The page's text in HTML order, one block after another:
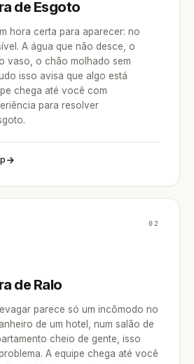
de Esgoto
hora certa para aparecer: no
A água que não desce, o
vaso, o chão molhado sem
isso avisa que algo está
chega até você com
para resolver
02
de Ralo
parece só um incômodo no
de um hotel, num salão de
cheio de gente, isso
A equipe chega até você